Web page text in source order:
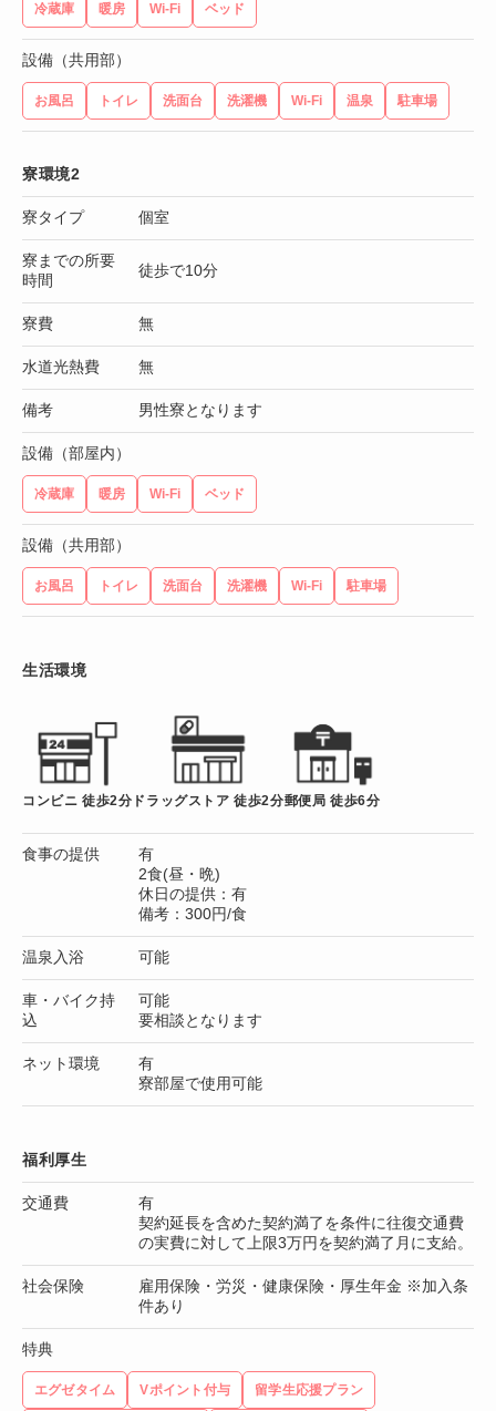
冷蔵庫 暖房 Wi-Fi ベッド
設備（共用部）
お風呂 トイレ 洗面台 洗濯機 Wi-Fi 温泉 駐車場
寮環境2
寮タイプ 個室
寮までの所要
時間
徒歩で10分
寮費 無
水道光熱費 無
備考 男性寮となります
設備（部屋内）
冷蔵庫 暖房 Wi-Fi ベッド
設備（共用部）
お風呂 トイレ 洗面台 洗濯機 Wi-Fi 駐車場
生活環境
コンビニ 徒歩2分 ドラッグストア 徒歩2分郵便局 徒歩6分
食事の提供
有
2食(昼・晩)
休日の提供：有
備考：300円/食
温泉入浴 可能
車・バイク持
込
可能
要相談となります
ネット環境
有
寮部屋で使用可能
福利厚生
交通費
有
契約延長を含めた契約満了を条件に往復交通費
の実費に対して上限3万円を契約満了月に支給。
社会保険
雇用保険・労災・健康保険・厚生年金 ※加入条
件あり
特典
エグゼタイム Vポイント付与 留学生応援プラン